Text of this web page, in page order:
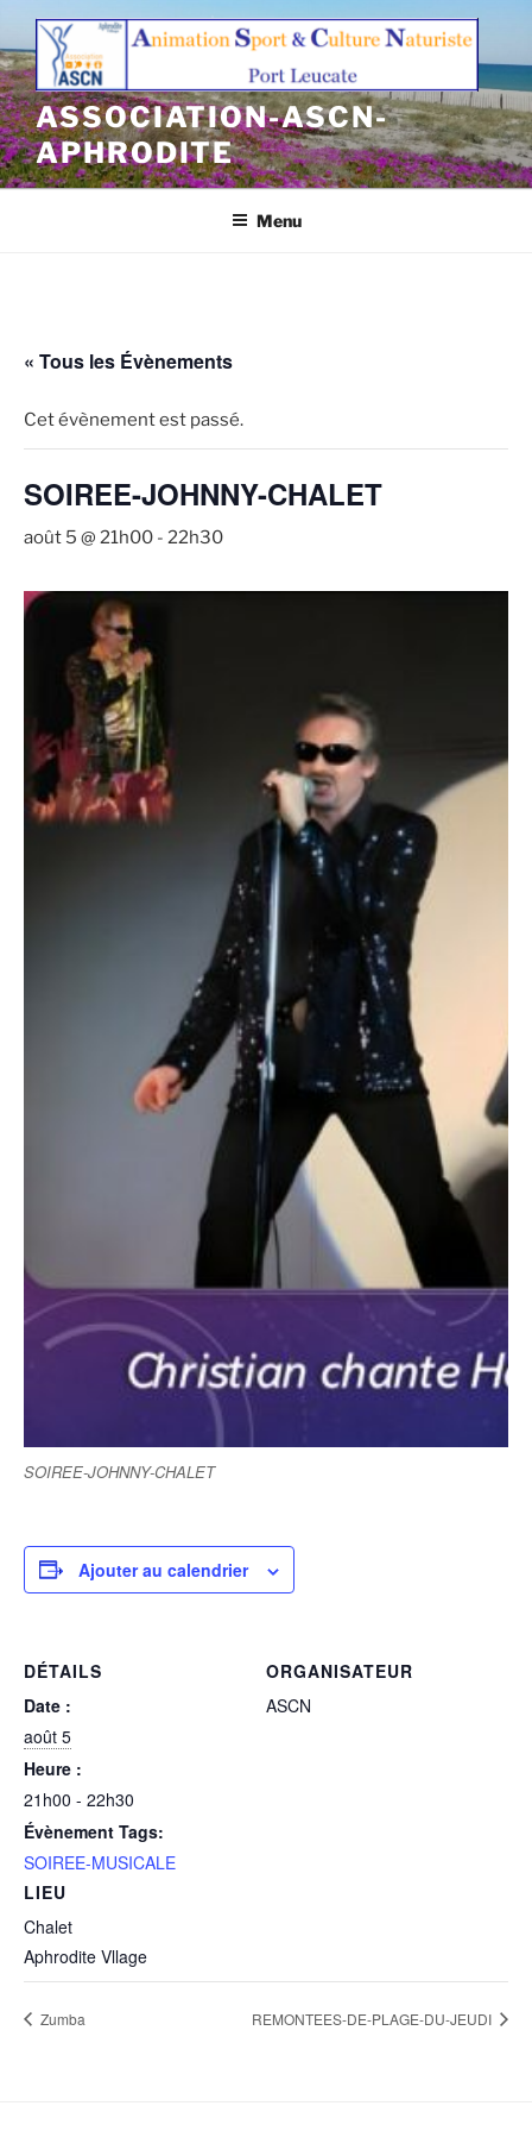
Aller
contenu
principal
ASSOCIATION-ASCN-
APHRODITE
Menu
« Tous les Évènements
Cet évènement est passé.
SOIREE-JOHNNY-CHALET
août 5 @ 21h00 - 22h30
SOIREE-JOHNNY-CHALET
Ajouter au calendrier
DÉTAILS
Date :
août 5
Heure :
21h00 - 22h30
Évènement Tags:
SOIREE-MUSICALE
LIEU
Chalet
Aphrodite Vllage
ORGANISATEUR
ASCN
Zumba REMONTEES-DE-PLAGE-DU-JEUDI